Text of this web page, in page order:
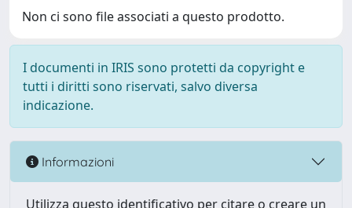
Non ci sono file associati a questo prodotto.
I documenti in IRIS sono protetti da copyright e
tutti i diritti sono riservati, salvo diversa
indicazione.
Informazioni
Utilizza questo identificativo per citare o creare un